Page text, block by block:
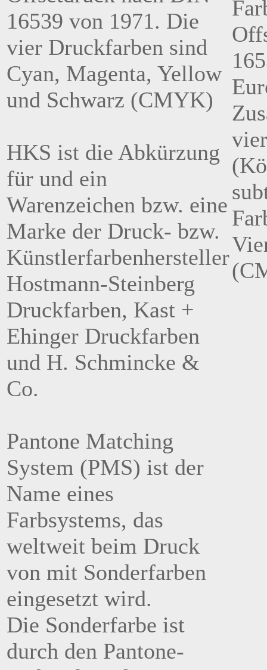
16539 von 1971. Die
vier Druckfarben sind
Cyan, Magenta, Yellow
und Schwarz (CMYK)
HKS ist die Abkürzung
für und ein
Warenzeichen bzw. eine
Marke der Druck- bzw.
Künstlerfarbenhersteller
Hostmann-Steinberg
Druckfarben, Kast +
Ehinger Druckfarben
und H. Schmincke &
Co.
Pantone Matching
System (PMS) ist der
Name eines
Farbsystems, das
weltweit beim Druck
von mit Sonderfarben
eingesetzt wird.
Die Sonderfarbe ist
durch den Pantone-